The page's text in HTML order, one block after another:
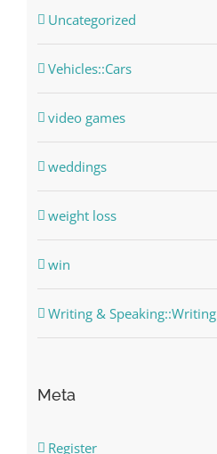
Uncategorized
Vehicles::Cars
video games
weddings
weight loss
win
Writing & Speaking::Writing
Meta
Register